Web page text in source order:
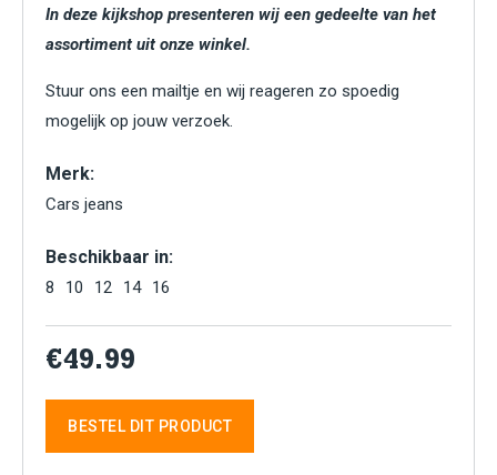
In deze kijkshop presenteren wij een gedeelte van het
assortiment uit onze winkel.
Stuur ons een mailtje en wij reageren zo spoedig
mogelijk op jouw verzoek.
Merk:
Cars jeans
Beschikbaar in:
8 10 12 14 16
€49.99
BESTEL DIT PRODUCT